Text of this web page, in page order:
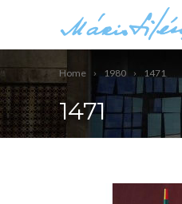
Home 1980 1471
1471